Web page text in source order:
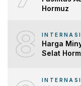
Hormuz
8
Harga
Selat